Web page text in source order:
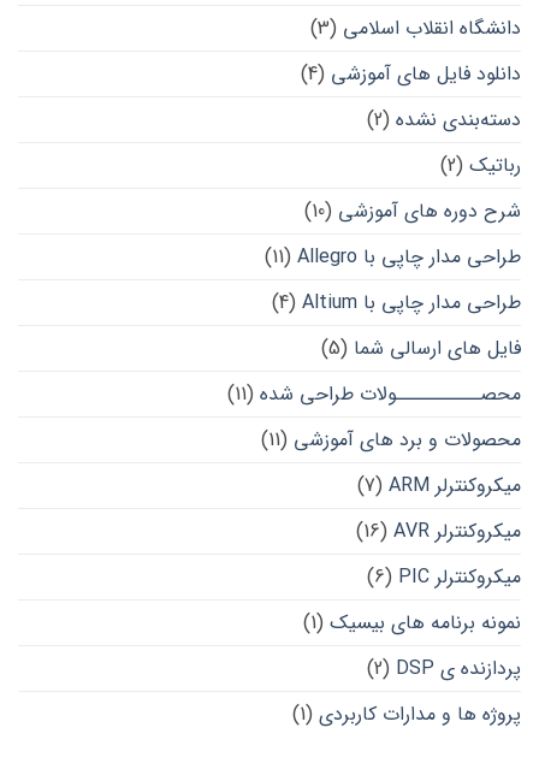
دانشگاه انقلاب اسلامی (3)
دانلود فایل های آموزشی (4)
دسته‌بندی نشده (2)
رباتیک (2)
شرح دوره های آموزشی (10)
طراحی مدار چاپی با Allegro
(11)
طراحی مدار چاپی با Altium
(4)
فایل های ارسالی شما (5)
محصــــــــــولات طراحی شده (11)
محصولات و برد های آموزشی (11)
میکروکنترلر ARM
(7)
میکروکنترلر AVR
(16)
میکروکنترلر PIC
(6)
نمونه برنامه های بیسیک (1)
پردازنده ی DSP
(2)
پروژه ها و مدارات کاربردی (1)